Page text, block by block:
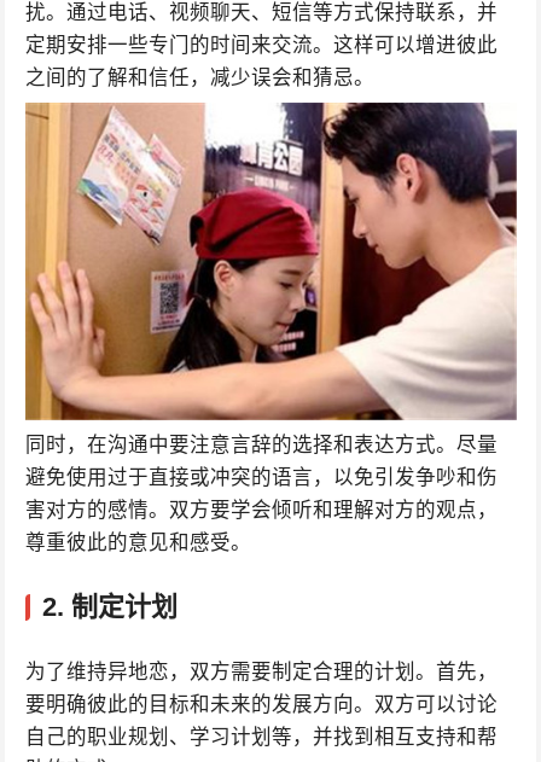
扰。通过电话、视频聊天、短信等方式保持联系，并
定期安排一些专门的时间来交流。这样可以增进彼此
之间的了解和信任，减少误会和猜忌。
同时，在沟通中要注意言辞的选择和表达方式。尽量
避免使用过于直接或冲突的语言，以免引发争吵和伤
害对方的感情。双方要学会倾听和理解对方的观点，
尊重彼此的意见和感受。
2. 制定计划
为了维持异地恋，双方需要制定合理的计划。首先，
要明确彼此的目标和未来的发展方向。双方可以讨论
自己的职业规划、学习计划等，并找到相互支持和帮